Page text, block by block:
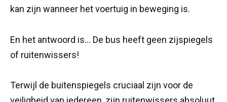
kan zijn wanneer het voertuig in beweging is.
En het antwoord is… De bus heeft geen zijspiegels
of ruitenwissers!
Terwijl de buitenspiegels cruciaal zijn voor de